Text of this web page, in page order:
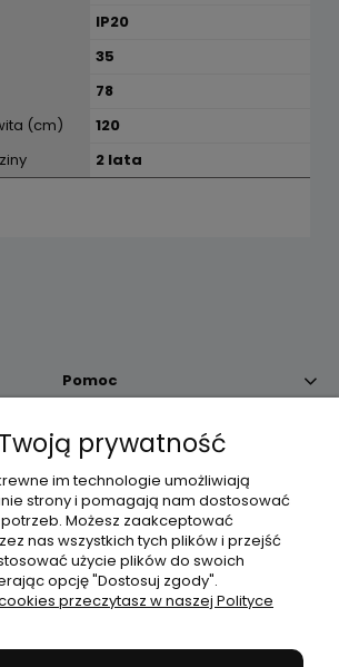
IP20
35
78
(cm)
120
2 lata
Pomoc
Moje konto
Płatności i dostawa
Informacje
prywatność
im technologie umożliwiają
strony i pomagają nam dostosować
Możesz zaakceptować
nas wszystkich tych plików i przejść
użycie plików do swoich
opcję "Dostosuj zgody".
przeczytasz w naszej Polityce